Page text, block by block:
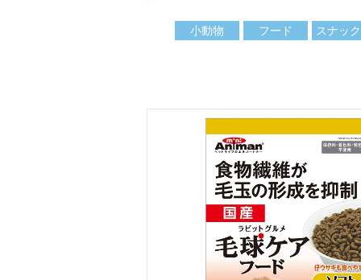
小動物 フード スナッ